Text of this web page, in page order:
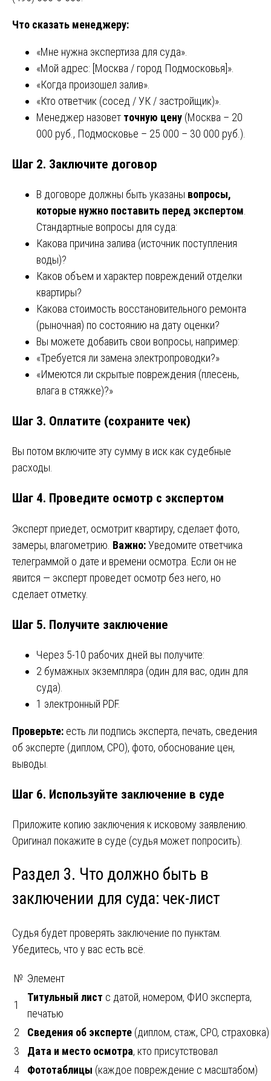
Что сказать менеджеру:
«Мне нужна экспертиза для суда».
«Мой адрес: [Москва / город Подмосковья]».
«Когда произошел залив».
«Кто ответчик (сосед / УК / застройщик)».
Менеджер назовет точную цену (Москва – 20
000 руб., Подмосковье – 25 000 – 30 000 руб.).
Шаг 2. Заключите договор
В договоре должны быть указаны вопросы,
которые нужно поставить перед экспертом.
Стандартные вопросы для суда:
Какова причина залива (источник поступления
воды)?
Каков объем и характер повреждений отделки
квартиры?
Какова стоимость восстановительного ремонта
(рыночная) по состоянию на дату оценки?
Вы можете добавить свои вопросы, например:
«Требуется ли замена электропроводки?»
«Имеются ли скрытые повреждения (плесень,
влага в стяжке)?»
Шаг 3. Оплатите (сохраните чек)
Вы потом включите эту сумму в иск как судебные
расходы.
Шаг 4. Проведите осмотр с экспертом
Эксперт приедет, осмотрит квартиру, сделает фото,
замеры, влагометрию. Важно:Уведомите ответчика
телеграммой о дате и времени осмотра. Если он не
явится — эксперт проведет осмотр без него, но
сделает отметку.
Шаг 5. Получите заключение
Через 5-10 рабочих дней вы получите:
2 бумажных экземпляра (один для вас, один для
суда).
1 электронный PDF.
Проверьте: есть ли подпись эксперта, печать, сведения
об эксперте (диплом, СРО), фото, обоснование цен,
выводы.
Шаг 6. Используйте заключение в суде
Приложите копию заключения к исковому заявлению.
Оригинал покажите в суде (судья может попросить).
Раздел 3. Что должно быть в
заключении для суда: чек-лист
Судья будет проверять заключение по пунктам.
Убедитесь, что у вас есть всё.
№ Элемент
1
Титульный лист с датой, номером, ФИО эксперта,
печатью
2
Сведения об эксперте (диплом, стаж, СРО, страховка)
3
Дата и место осмотра, кто присутствовал
4
Фототаблицы (каждое повреждение с масштабом)